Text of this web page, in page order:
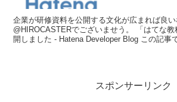
企業が研修資料を公開する文化が広まれば良い
@HIROCASTERでございませう。 「はてな
開しました - Hatena Developer Blog この記事
スポンサーリンク